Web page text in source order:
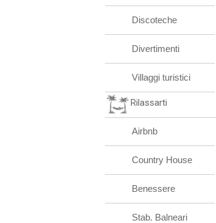
Discoteche
Divertimenti
Villaggi turistici
Rilassarti
Airbnb
Country House
Benessere
Stab. Balneari